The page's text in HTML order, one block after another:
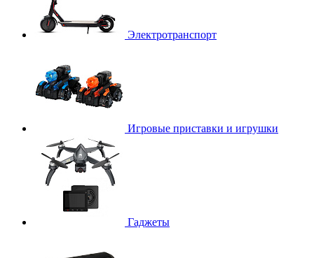
Электротранспорт
Игровые приставки и игрушки
Гаджеты